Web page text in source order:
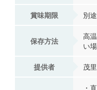
賞味期限 別
保存方法
高
い
提供者 茂
・